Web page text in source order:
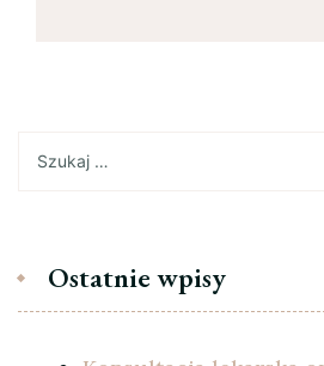
Ostatnie wpisy